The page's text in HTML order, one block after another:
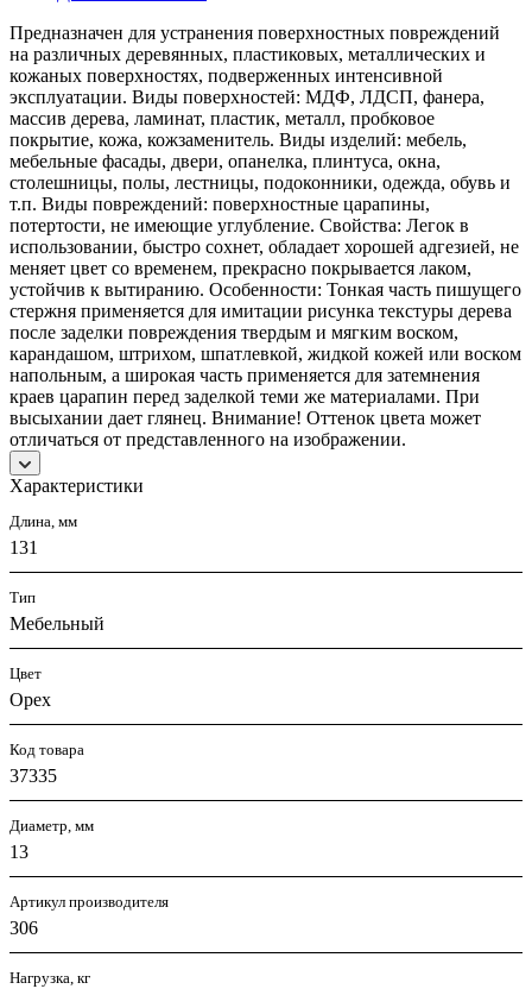
Предназначен для устранения поверхностных повреждений
на различных деревянных, пластиковых, металлических и
кожаных поверхностях, подверженных интенсивной
эксплуатации. Виды поверхностей: МДФ, ЛДСП, фанера,
массив дерева, ламинат, пластик, металл, пробковое
покрытие, кожа, кожзаменитель. Виды изделий: мебель,
мебельные фасады, двери, опанелка, плинтуса, окна,
столешницы, полы, лестницы, подоконники, одежда, обувь и
т.п. Виды повреждений: поверхностные царапины,
потертости, не имеющие углубление. Свойства: Легок в
использовании, быстро сохнет, обладает хорошей адгезией, не
меняет цвет со временем, прекрасно покрывается лаком,
устойчив к вытиранию. Особенности: Тонкая часть пишущего
стержня применяется для имитации рисунка текстуры дерева
после заделки повреждения твердым и мягким воском,
карандашом, штрихом, шпатлевкой, жидкой кожей или воском
напольным, а широкая часть применяется для затемнения
краев царапин перед заделкой теми же материалами. При
высыхании дает глянец. Внимание! Оттенок цвета может
отличаться от представленного на изображении.
Характеристики
Длина, мм
131
Тип
Мебельный
Цвет
Орех
Код товара
37335
Диаметр, мм
13
Артикул производителя
306
Нагрузка, кг